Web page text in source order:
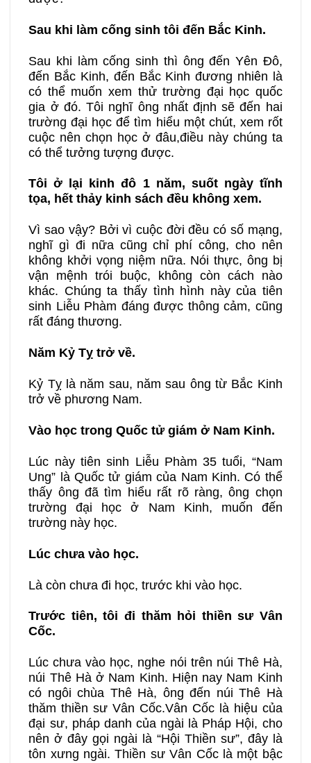
Sau khi làm cống sinh tôi đến Bắc Kinh.
Sau khi làm cống sinh thì ông đến Yên Đô,
đến Bắc Kinh, đến Bắc Kinh đương nhiên là
có thể muốn xem thử trường đại học quốc
gia ở đó. Tôi nghĩ ông nhất định sẽ đến hai
trường đại học để tìm hiểu một chút, xem rốt
cuộc nên chọn học ở đâu,điều này chúng ta
có thể tưởng tượng được.
Tôi ở lại kinh đô 1 năm, suốt ngày tĩnh
tọa, hết thảy kinh sách đều không xem.
Vì sao vậy? Bởi vì cuộc đời đều có số mạng,
nghĩ gì đi nữa cũng chỉ phí công, cho nên
không khởi vọng niệm nữa. Nói thực, ông bị
vận mệnh trói buộc, không còn cách nào
khác. Chúng ta thấy tình hình này của tiên
sinh Liễu Phàm đáng được thông cảm, cũng
rất đáng thương.
Năm Kỷ Tỵ trở về.
Kỷ Tỵ là năm sau, năm sau ông từ Bắc Kinh
trở về phương Nam.
Vào học trong Quốc tử giám ở Nam Kinh.
Lúc này tiên sinh Liễu Phàm 35 tuổi, “Nam
Ung” là Quốc tử giám của Nam Kinh. Có thể
thấy ông đã tìm hiểu rất rõ ràng, ông chọn
trường đại học ở Nam Kinh, muốn đến
trường này học.
Lúc chưa vào học.
Là còn chưa đi học, trước khi vào học.
Trước tiên, tôi đi thăm hỏi thiền sư Vân
Cốc.
Lúc chưa vào học, nghe nói trên núi Thê Hà,
núi Thê Hà ở Nam Kinh. Hiện nay Nam Kinh
có ngôi chùa Thê Hà, ông đến núi Thê Hà
thăm thiền sư Vân Cốc.Vân Cốc là hiệu của
đại sư, pháp danh của ngài là Pháp Hội, cho
nên ở đây gọi ngài là “Hội Thiền sư”, đây là
tôn xưng ngài. Thiền sư Vân Cốc là một bậc